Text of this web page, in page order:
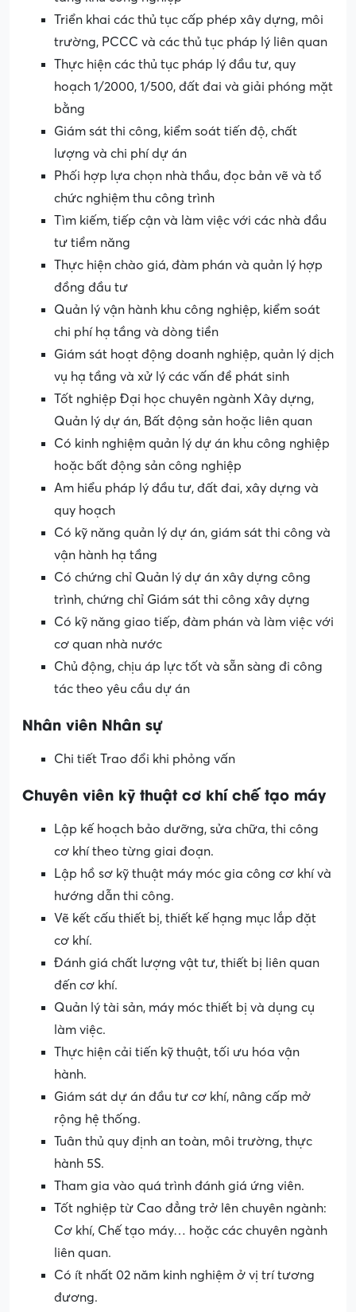
Triển khai các thủ tục cấp phép xây dựng, môi
trường, PCCC và các thủ tục pháp lý liên quan
Thực hiện các thủ tục pháp lý đầu tư, quy
hoạch 1/2000, 1/500, đất đai và giải phóng mặt
bằng
Giám sát thi công, kiểm soát tiến độ, chất
lượng và chi phí dự án
Phối hợp lựa chọn nhà thầu, đọc bản vẽ và tổ
chức nghiệm thu công trình
Tìm kiếm, tiếp cận và làm việc với các nhà đầu
tư tiềm năng
Thực hiện chào giá, đàm phán và quản lý hợp
đồng đầu tư
Quản lý vận hành khu công nghiệp, kiểm soát
chi phí hạ tầng và dòng tiền
Giám sát hoạt động doanh nghiệp, quản lý dịch
vụ hạ tầng và xử lý các vấn đề phát sinh
Tốt nghiệp Đại học chuyên ngành Xây dựng,
Quản lý dự án, Bất động sản hoặc liên quan
Có kinh nghiệm quản lý dự án khu công nghiệp
hoặc bất động sản công nghiệp
Am hiểu pháp lý đầu tư, đất đai, xây dựng và
quy hoạch
Có kỹ năng quản lý dự án, giám sát thi công và
vận hành hạ tầng
Có chứng chỉ Quản lý dự án xây dựng công
trình, chứng chỉ Giám sát thi công xây dựng
Có kỹ năng giao tiếp, đàm phán và làm việc với
cơ quan nhà nước
Chủ động, chịu áp lực tốt và sẵn sàng đi công
tác theo yêu cầu dự án
Nhân viên Nhân sự
Chi tiết Trao đổi khi phỏng vấn
Chuyên viên kỹ thuật cơ khí chế tạo máy
Lập kế hoạch bảo dưỡng, sửa chữa, thi công
cơ khí theo từng giai đoạn.
Lập hồ sơ kỹ thuật máy móc gia công cơ khí và
hướng dẫn thi công.
Vẽ kết cấu thiết bị, thiết kế hạng mục lắp đặt
cơ khí.
Đánh giá chất lượng vật tư, thiết bị liên quan
đến cơ khí.
Quản lý tài sản, máy móc thiết bị và dụng cụ
làm việc.
Thực hiện cải tiến kỹ thuật, tối ưu hóa vận
hành.
Giám sát dự án đầu tư cơ khí, nâng cấp mở
rộng hệ thống.
Tuân thủ quy định an toàn, môi trường, thực
hành 5S.
Tham gia vào quá trình đánh giá ứng viên.
Tốt nghiệp từ Cao đẳng trở lên chuyên ngành:
Cơ khí, Chế tạo máy… hoặc các chuyên ngành
liên quan.
Có ít nhất 02 năm kinh nghiệm ở vị trí tương
đương.